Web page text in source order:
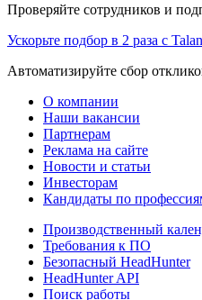
Проверяйте сотрудников и
Ускорьте подбор в 2 раза с
Автоматизируйте сбор
О компании
Наши вакансии
Партнерам
Реклама на сайте
Новости и статьи
Инвесторам
Кандидаты по
Производственный
Требования к ПО
Безопасный HeadHunter
HeadHunter API
Поиск работы